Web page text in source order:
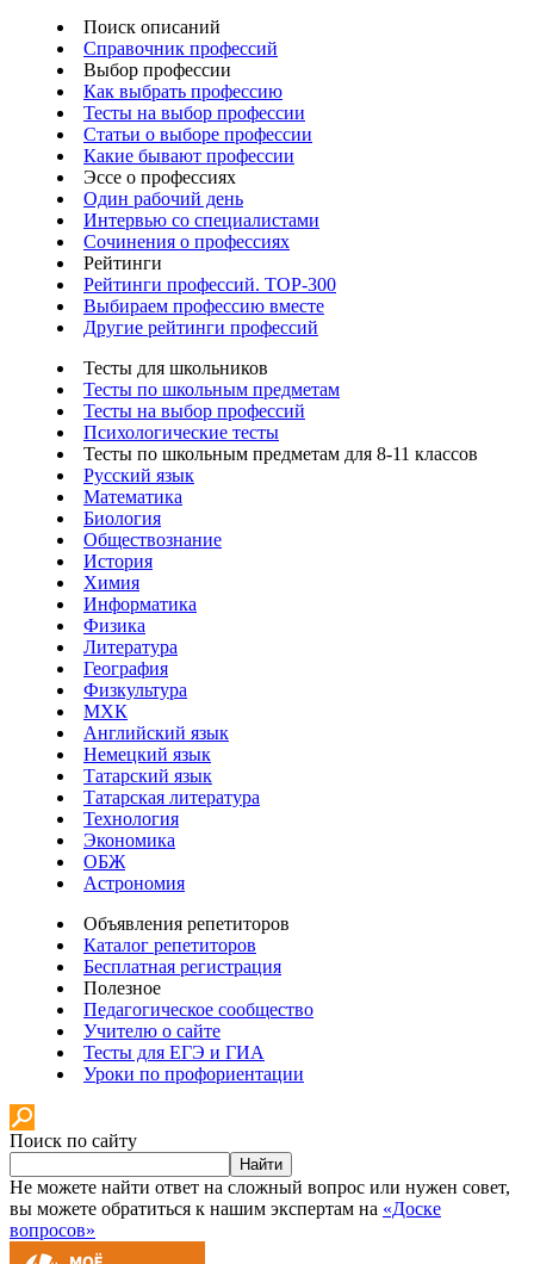
Поиск описаний
Справочник профессий
Выбор профессии
Как выбрать профессию
Тесты на выбор профессии
Статьи о выборе профессии
Какие бывают профессии
Эссе о профессиях
Один рабочий день
Интервью со специалистами
Сочинения о профессиях
Рейтинги
Рейтинги профессий. TOP-300
Выбираем профессию вместе
Другие рейтинги профессий
Тесты для школьников
Тесты по школьным предметам
Тесты на выбор профессий
Психологические тесты
Тесты по школьным предметам для 8-11 классов
Русский язык
Математика
Биология
Обществознание
История
Химия
Информатика
Физика
Литература
География
Физкультура
МХК
Английский язык
Немецкий язык
Татарский язык
Татарская литература
Технология
Экономика
ОБЖ
Астрономия
Объявления репетиторов
Каталог репетиторов
Бесплатная регистрация
Полезное
Педагогическое сообщество
Учителю о сайте
Тесты для ЕГЭ и ГИА
Уроки по профориентации
Поиск по сайту
Найти
Не можете найти ответ на сложный вопрос или нужен совет,
вы можете обратиться к нашим экспертам на «Доске
вопросов»